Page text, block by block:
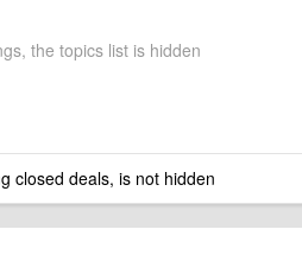
the topics list is hidden
closed deals, is not hidden